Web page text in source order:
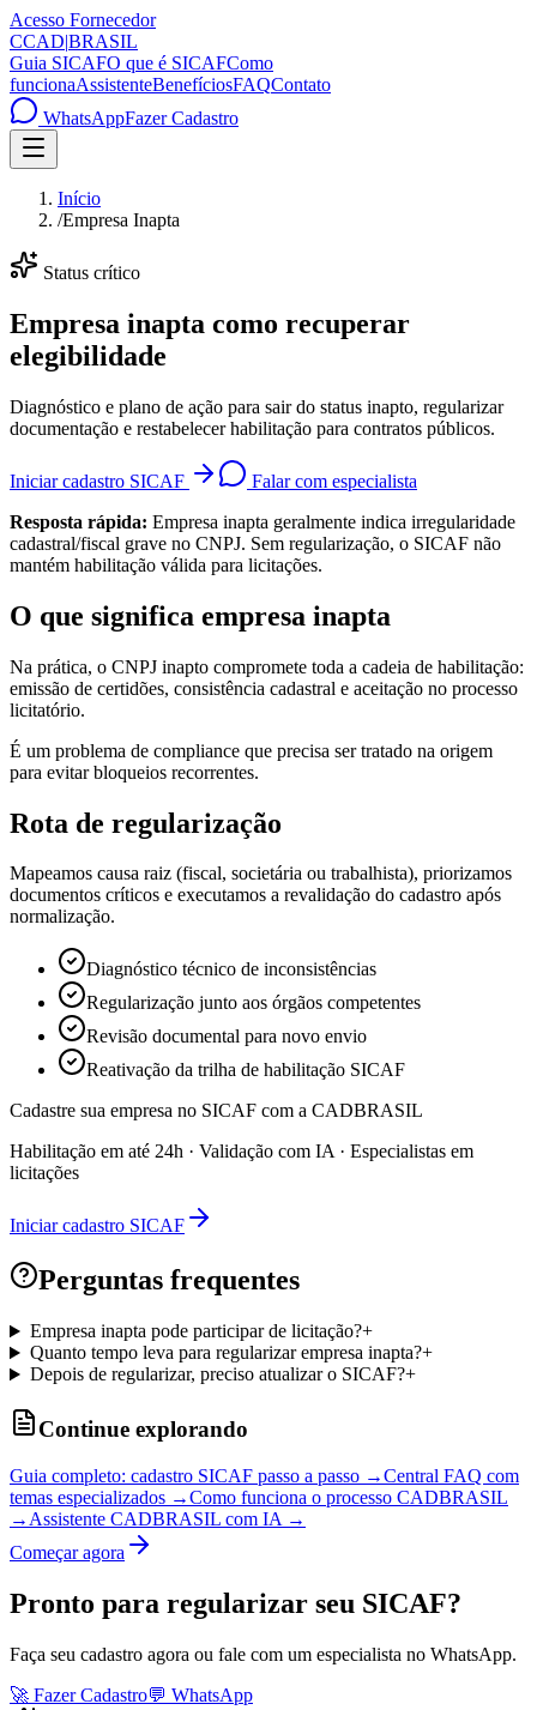
Acesso Fornecedor
CCAD|BRASIL
Guia SICAFO que é SICAFComo
funcionaAssistenteBenefíciosFAQContato
WhatsAppFazer Cadastro
Início
/Empresa Inapta
Status crítico
Empresa inapta como recuperar
elegibilidade
Diagnóstico e plano de ação para sair do status inapto, regularizar
documentação e restabelecer habilitação para contratos públicos.
Iniciar cadastro SICAF
Falar com especialista
Resposta rápida: Empresa inapta geralmente indica irregularidade
cadastral/fiscal grave no CNPJ. Sem regularização, o SICAF não
mantém habilitação válida para licitações.
O que significa empresa inapta
Na prática, o CNPJ inapto compromete toda a cadeia de habilitação:
emissão de certidões, consistência cadastral e aceitação no processo
licitatório.
É um problema de compliance que precisa ser tratado na origem
para evitar bloqueios recorrentes.
Rota de regularização
Mapeamos causa raiz (fiscal, societária ou trabalhista), priorizamos
documentos críticos e executamos a revalidação do cadastro após
normalização.
Diagnóstico técnico de inconsistências
Regularização junto aos órgãos competentes
Revisão documental para novo envio
Reativação da trilha de habilitação SICAF
Cadastre sua empresa no SICAF com a CADBRASIL
Habilitação em até 24h · Validação com IA · Especialistas em
licitações
Iniciar cadastro SICAF
Perguntas frequentes
Empresa inapta pode participar de licitação?+
Quanto tempo leva para regularizar empresa inapta?+
Depois de regularizar, preciso atualizar o SICAF?+
Continue explorando
Guia completo: cadastro SICAF passo a passo →Central FAQ com
temas especializados →Como funciona o processo CADBRASIL
→ Assistente CADBRASIL com IA →
Começar agora
Pronto para regularizar seu SICAF?
Faça seu cadastro agora ou fale com um especialista no WhatsApp.
🚀 Fazer Cadastro💬 WhatsApp